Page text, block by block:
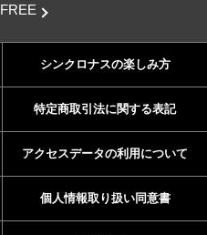
FREE
シンクロナスの楽しみ方
特定商取引法に関する表記
アクセスデータの利用について
個人情報取り扱い同意書